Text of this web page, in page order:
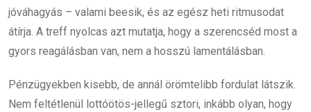
jóváhagyás – valami beesik, és az egész heti ritmusodat
átírja. A treff nyolcas azt mutatja, hogy a szerencséd most a
gyors reagálásban van, nem a hosszú lamentálásban.
Pénzügyekben kisebb, de annál örömtelibb fordulat látszik.
Nem feltétlenül lottóötös-jellegű sztori, inkább olyan, hogy